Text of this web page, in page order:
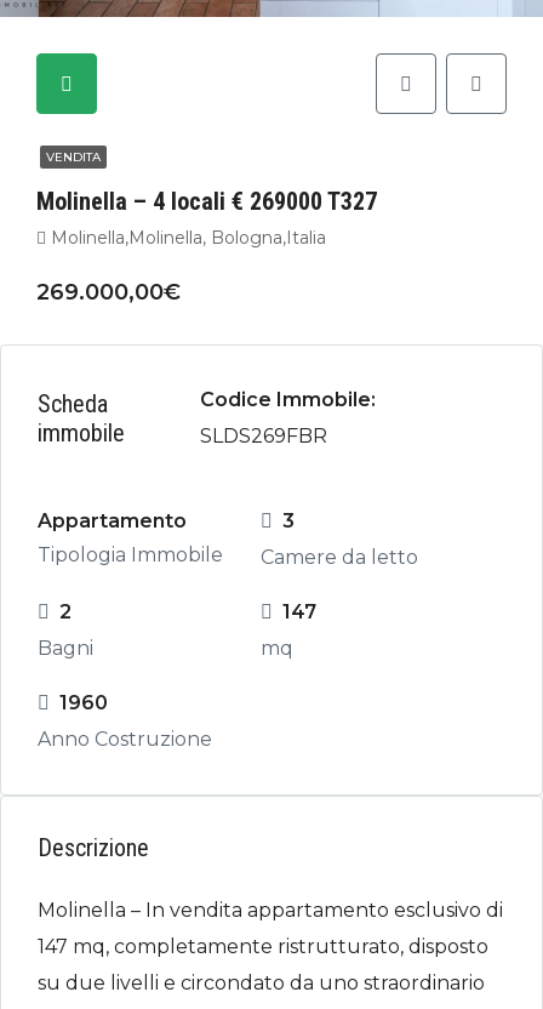
VENDITA
Molinella – 4 locali € 269000 T327
Molinella,Molinella, Bologna,Italia
269.000,00€
Scheda
immobile
Codice Immobile:
SLDS269FBR
Appartamento
Tipologia Immobile
3
Camere da letto
2
Bagni
147
mq
1960
Anno Costruzione
Descrizione
Molinella – In vendita appartamento esclusivo di
147 mq, completamente ristrutturato, disposto
su due livelli e circondato da uno straordinario